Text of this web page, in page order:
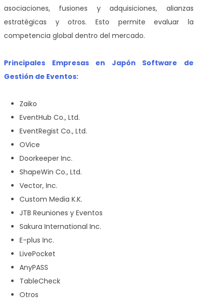
asociaciones, fusiones y adquisiciones, alianzas
estratégicas y otros. Esto permite evaluar la
competencia global dentro del mercado.
Principales Empresas en Japón Software de
Gestión de Eventos:
Zaiko
EventHub Co., Ltd.
EventRegist Co., Ltd.
OVice
Doorkeeper Inc.
ShapeWin Co., Ltd.
Vector, Inc.
Custom Media K.K.
JTB Reuniones y Eventos
Sakura International Inc.
E-plus Inc.
LivePocket
AnyPASS
TableCheck
Otros